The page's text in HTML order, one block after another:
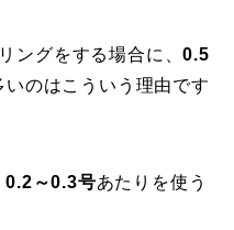
ングをする場合に、0.5
のはこういう理由です
0.2～0.3号あたりを使う